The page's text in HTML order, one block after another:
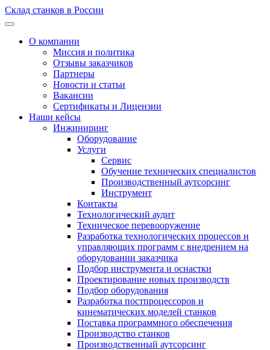
Склад станков в России
О компании
Миссия и политика
Отзывы заказчиков
Партнеры
Новости и статьи
Вакансии
Сертификаты и Лицензии
Наши кейсы
Инжиниринг
Оборудование
Услуги
Сервис
Обучение технических специалистов
Производственный аутсорсинг
Инструмент
Контакты
Технологический аудит
Техническое перевооружение
Разработка технологических процессов и
управляющих программ с внедрением на
оборудовании заказчика
Подбор инструмента и оснастки
Проектирование новых производств
Подбор оборудования
Разработка постпроцессоров и
кинематических моделей станков
Поставка программного обеспечения
Производство станков
Производственный аутсорсинг